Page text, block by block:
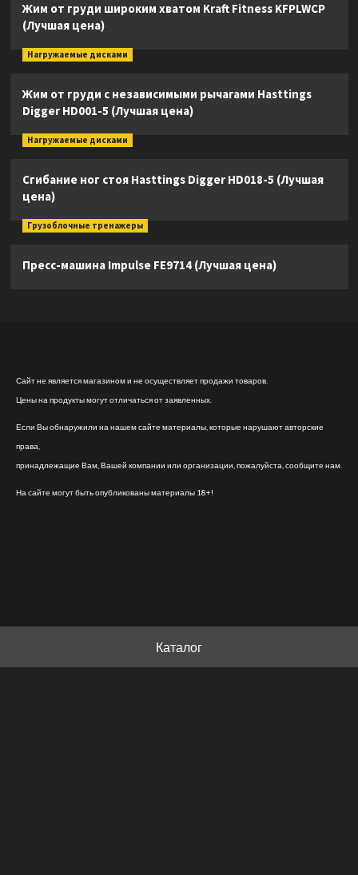
Жим от груди широким хватом Kraft Fitness KFPLWCP
(Лучшая цена)
Нагружаемые дисками
Жим от груди с независимыми рычагами Hasttings
Digger HD001-5 (Лучшая цена)
Нагружаемые дисками
Сгибание ног стоя Hasttings Digger HD018-5 (Лучшая
цена)
Грузоблочные тренажеры
Пресс-машина Impulse FE9714 (Лучшая цена)
Сайт не является магазином и не осуществляет продажи товаров.
Цены на продукты могут отличаться от заявленных.
Если Вы обнаружили на нашем сайте материалы, которые нарушают авторские
права,
принадлежащие Вам, Вашей компании или организации, пожалуйста, сообщите нам.
На сайте могут быть опубликованы материалы 18+!
Каталог